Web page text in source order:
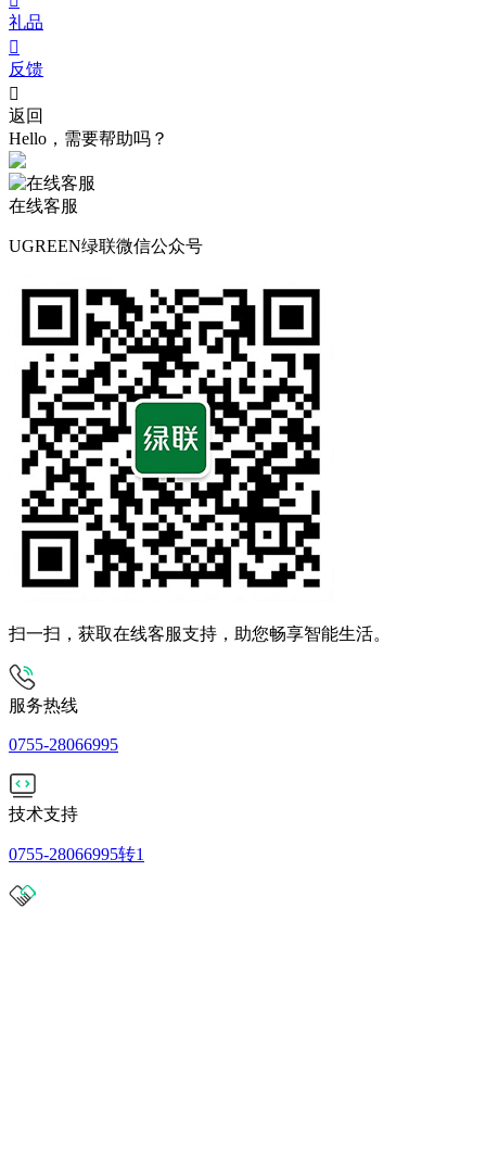
礼品

反馈

返回
Hello，需要帮助吗？
在线客服
UGREEN绿联微信公众号
扫一扫，获取在线客服支持，助您畅享智能生活。
服务热线
0755-28066995
技术支持
0755-28066995转1